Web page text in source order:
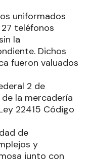
uniformados
teléfonos
la
Dichos
fueron valuados
2 de
la mercadería
22415 Código
de
y
junto con